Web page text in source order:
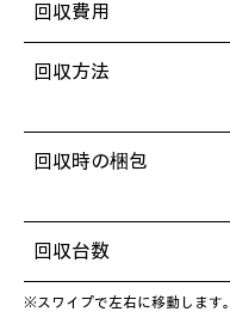
回収費用
回収方法
回収時の梱包
回収台数
※スワイプで左右に移動します。